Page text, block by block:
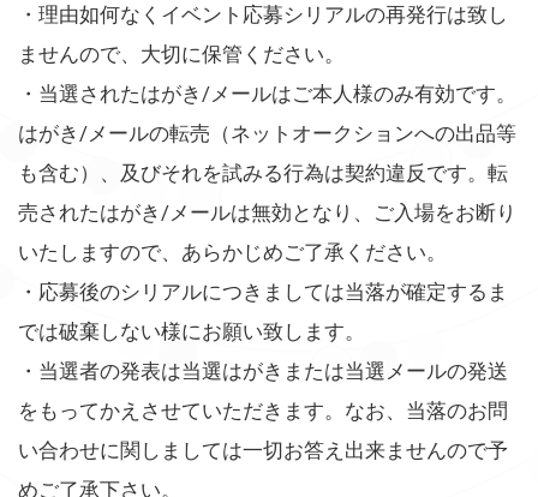
・理由如何なくイベント応募シリアルの再発行は致し
ませんので、大切に保管ください。
・当選されたはがき/メールはご本人様のみ有効です。
はがき/メールの転売（ネットオークションへの出品等
も含む）、及びそれを試みる行為は契約違反です。転
売されたはがき/メールは無効となり、ご入場をお断り
いたしますので、あらかじめご了承ください。
・応募後のシリアルにつきましては当落が確定するま
では破棄しない様にお願い致します。
・当選者の発表は当選はがきまたは当選メールの発送
をもってかえさせていただきます。なお、当落のお問
い合わせに関しましては一切お答え出来ませんので予
めご了承下さい。